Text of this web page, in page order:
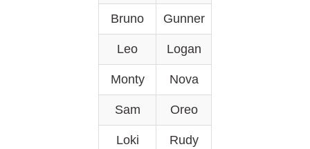
Bruno Gunner
Leo Logan
Monty Nova
Sam Oreo
Loki Rudy